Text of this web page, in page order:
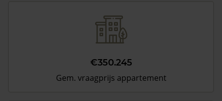
€350.245
Gem. vraagprijs appartement